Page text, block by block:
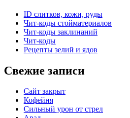
ID слитков, кожи, руды
Чит-коды стойматериалов
Чит-коды заклинаний
Чит-коды
Рецепты зелий и ядов
Свежие записи
Сайт закрыт
Кофейня
Cильный урон от стрел